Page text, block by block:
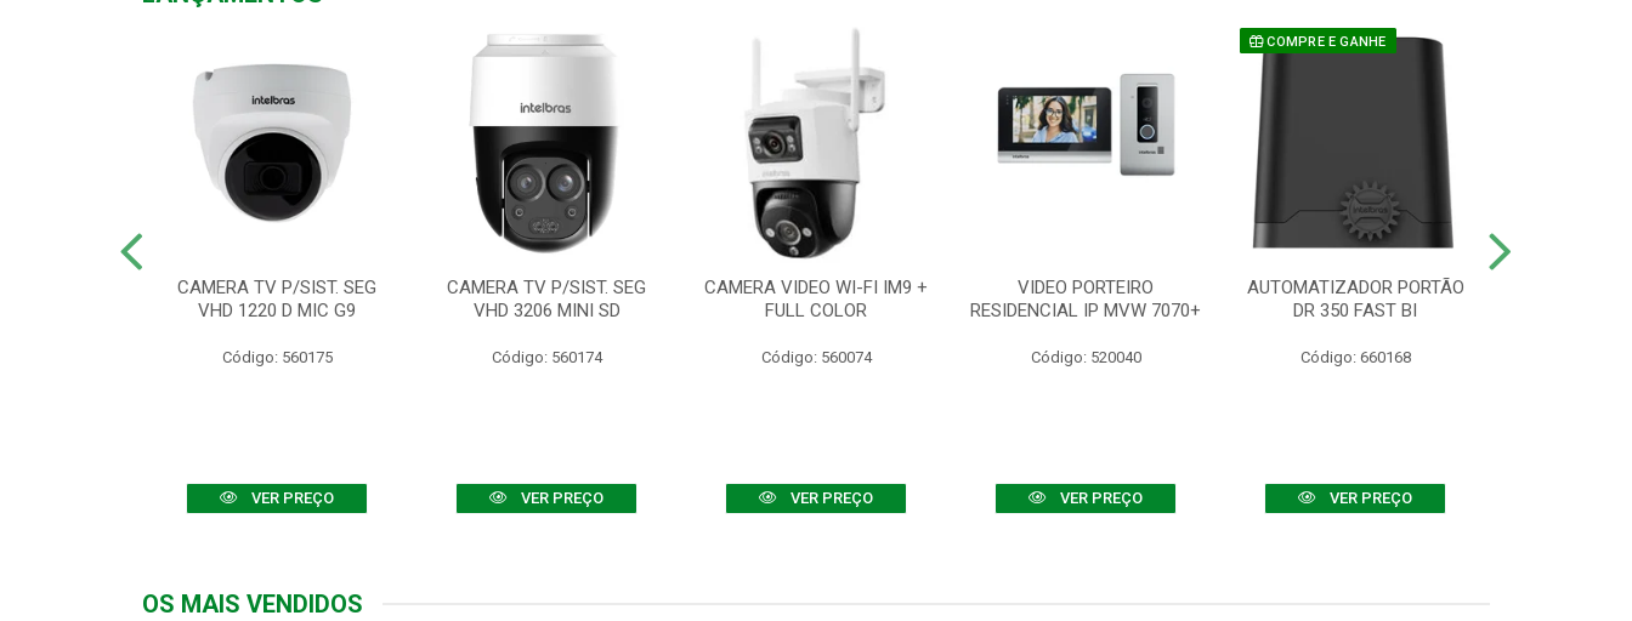
CAMERA TV P/SIST. SEG
VHD 1220 D MIC G9
Código: 560175
VER PREÇO
CAMERA TV P/SIST. SEG
VHD 3206 MINI SD
Código: 560174
VER PREÇO
CAMERA VIDEO WI-FI IM9 +
FULL COLOR
Código: 560074
VER PREÇO
VIDEO PORTEIRO
RESIDENCIAL IP MVW 7070+
Código: 520040
VER PREÇO
COMPRE E GANHE
AUTOMATIZADOR PORTÃO
DR 350 FAST BI
Código: 660168
VER PREÇO
OS MAIS VENDIDOS